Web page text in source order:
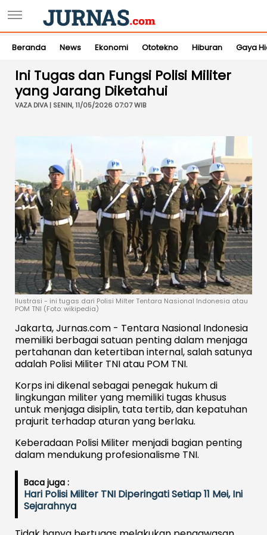
Beranda News Ekonomi Ototekno Hiburan Gaya
Ini Tugas dan Fungsi Polisi Militer
yang Jarang Diketahui
VAZA DIVA | SENIN, 11/05/2026 07:07 WIB
Ilustrasi - ini tugas dari Polisi Milter Tentara Nasional Indonesia atau
POM TNI (Foto: wikipedia)
Jakarta, Jurnas.com - Tentara Nasional Indonesia
memiliki berbagai satuan penting dalam menjaga
pertahanan dan ketertiban internal, salah satunya
adalah Polisi Militer TNI atau POM TNI.
Korps ini dikenal sebagai penegak hukum di
lingkungan militer yang memiliki tugas khusus
untuk menjaga disiplin, tata tertib, dan kepatuhan
prajurit terhadap aturan yang berlaku.
Keberadaan Polisi Militer menjadi bagian penting
dalam mendukung profesionalisme TNI.
Baca juga :
Hari Polisi Militer TNI Diperingati Setiap 11 Mei, Ini
Sejarahnya